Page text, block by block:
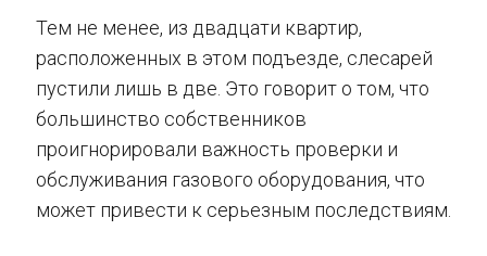
Тем не менее, из двадцати квартир,
расположенных в этом подъезде, слесарей
пустили лишь в две. Это говорит о том, что
большинство собственников
проигнорировали важность проверки и
обслуживания газового оборудования, что
может привести к серьезным последствиям.